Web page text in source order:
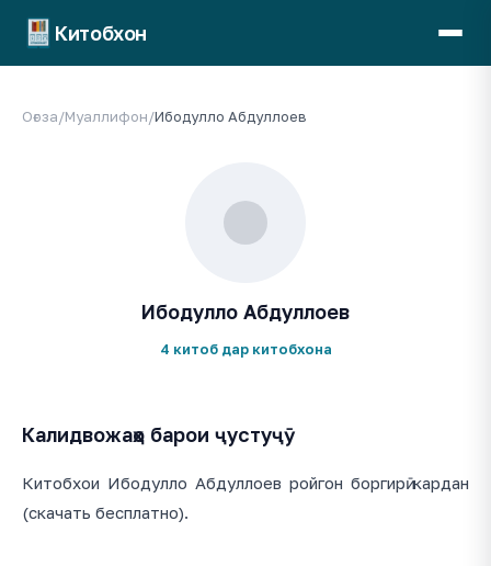
Китобхон
Оғоза/Муаллифон/Ибодулло Абдуллоев
Ибодулло Абдуллоев
4 китоб дар китобхона
Калидвожаҳо барои ҷустуҷӯ
Китобхои Ибодулло Абдуллоев ройгон боргирӣ кардан
(скачать бесплатно).